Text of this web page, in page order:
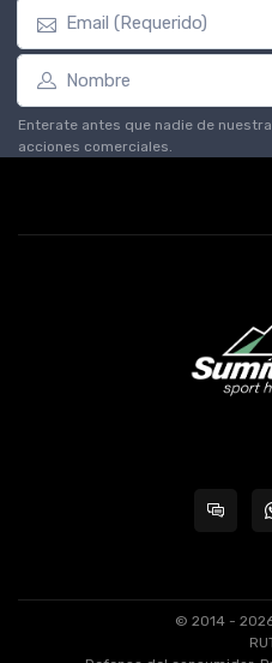
Enterate antes que nadie de
acciones comerciales.
© 2014 -